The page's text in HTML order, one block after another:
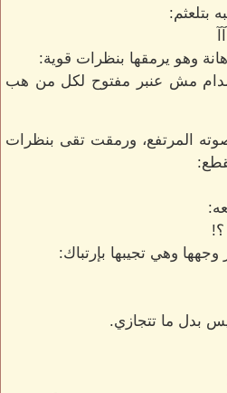
بتلعثم:
وهو يرمقها بنظرات قوية:
مدام مش عنبر مفتوح لكل من هب
المرتفع، ورمقت تقى بنظرات
؟!
وهي تجيبها بإرتباك:
بدل ما تتجازي.